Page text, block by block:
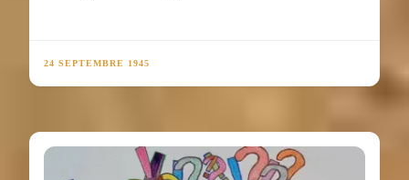
24 SEPTEMBRE 1945